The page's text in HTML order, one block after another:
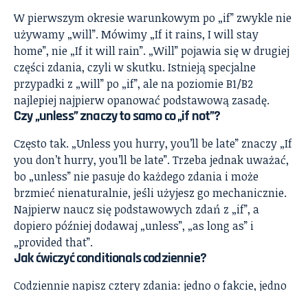
W pierwszym okresie warunkowym po „if” zwykle nie
używamy „will”. Mówimy „If it rains, I will stay
home”, nie „If it will rain”. „Will” pojawia się w drugiej
części zdania, czyli w skutku. Istnieją specjalne
przypadki z „will” po „if”, ale na poziomie B1/B2
najlepiej najpierw opanować podstawową zasadę.
Czy „unless” znaczy to samo co „if not”?
Często tak. „Unless you hurry, you’ll be late” znaczy „If
you don’t hurry, you’ll be late”. Trzeba jednak uważać,
bo „unless” nie pasuje do każdego zdania i może
brzmieć nienaturalnie, jeśli użyjesz go mechanicznie.
Najpierw naucz się podstawowych zdań z „if”, a
dopiero później dodawaj „unless”, „as long as” i
„provided that”.
Jak ćwiczyć conditionals codziennie?
Codziennie napisz cztery zdania: jedno o fakcie, jedno